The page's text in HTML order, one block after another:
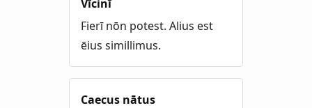
Vīcinī
Fierī nōn potest. Alius est
ēius simillimus.
Caecus nātus